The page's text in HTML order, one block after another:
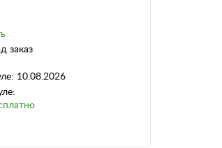
заказ
10.08.2026